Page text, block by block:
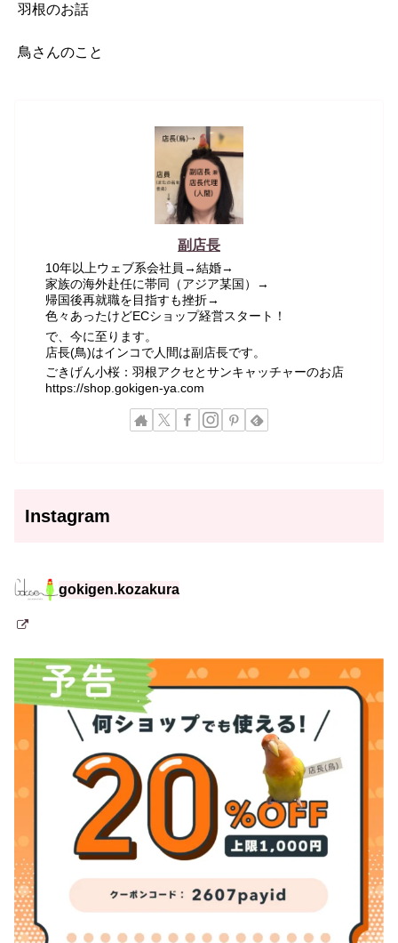
羽根のお話
鳥さんのこと
副店長
10年以上ウェブ系会社員→結婚→
家族の海外赴任に帯同（アジア某国）→
帰国後再就職を目指すも挫折→
色々あったけどECショップ経営スタート！
で、今に至ります。
店長(鳥)はインコで人間は副店長です。
ごきげん小桜：羽根アクセとサンキャッチャーのお店
https://shop.gokigen-ya.com
Instagram
gokigen.kozakura